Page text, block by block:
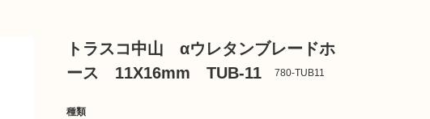
トラスコ中山 αウレタンブレードホ
ース 11X16mm TUB-11
780-TUB11
種類